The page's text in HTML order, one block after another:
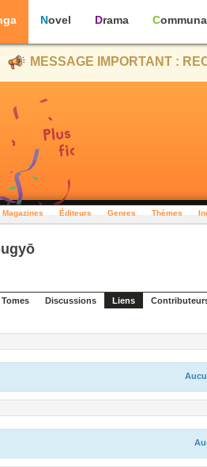
Novel Drama
MESSAGE IMPORTANT :
Magazines Éditeurs Genres Thèmes
Tomes Discussions Liens